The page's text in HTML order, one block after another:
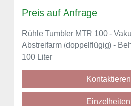
Preis auf Anfrage
Rühle Tumbler MTR 100 -
Abstreifarm (doppelflügig) -
100 Liter
Kontaktieren
Einzelheiten